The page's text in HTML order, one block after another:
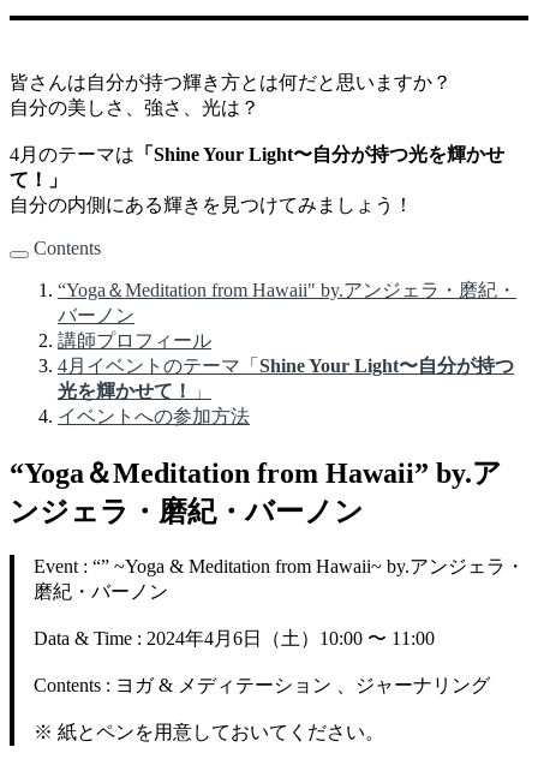
皆さんは自分が持つ輝き方とは何だと思いますか？
自分の美しさ、強さ、光は？
4月のテーマは 「Shine Your Light〜自分が持つ光を輝かせ
て！」
自分の内側にある輝きを見つけてみましょう！
Contents
“Yoga＆Meditation from Hawaii" by.アンジェラ・磨紀・
バーノン
講師プロフィール
4月イベントのテーマ「 Shine Your Light〜自分が持つ
光を輝かせて！
」
イベントへの参加方法
“Yoga＆Meditation from Hawaii” by.ア
ンジェラ・磨紀・バーノン
Event : “” ~Yoga & Meditation from Hawaii~ by.アンジェラ・
磨紀・バーノン
Data & Time : 2024年4月6日（土）10:00 〜 11:00
Contents : ヨガ & メディテーション 、ジャーナリング
※ 紙とペンを用意しておいてください。